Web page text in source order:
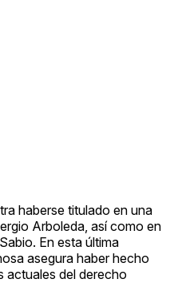
haberse titulado en una
Arboleda, así como en
En esta última
asegura haber hecho
actuales del derecho